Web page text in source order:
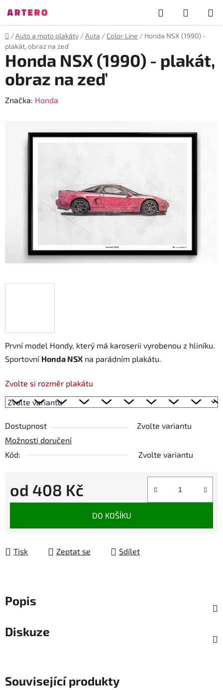
na
obsah
Hledat
KOŠÍK
Domů
/Auto a moto plakáty /Auta / Color Line / Honda NSX (1990) -
plakát, obraz na zeď
První model Hondy, který má karoserii vyrobenou z hliníku.
Sportovní Honda NSX na parádním plakátu.
Zvolte si rozměr plakátu
Dostupnost
Zvolte variantu
Možnosti doručení
Kód:
Zvolte variantu
od 408 Kč
Měrná cena:
DO KOŠÍKU
Tisk Zeptat se Sdílet
Honda NSX (1990) - plakát,
obraz na zeď
Značka: Honda
Popis
Diskuze
Související produkty